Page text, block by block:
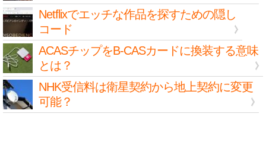
Netflixでエッチな作品を探すための隠し
コード
ACASチップをB-CASカードに換装する意味
とは？
NHK受信料は衛星契約から地上契約に変更
可能？